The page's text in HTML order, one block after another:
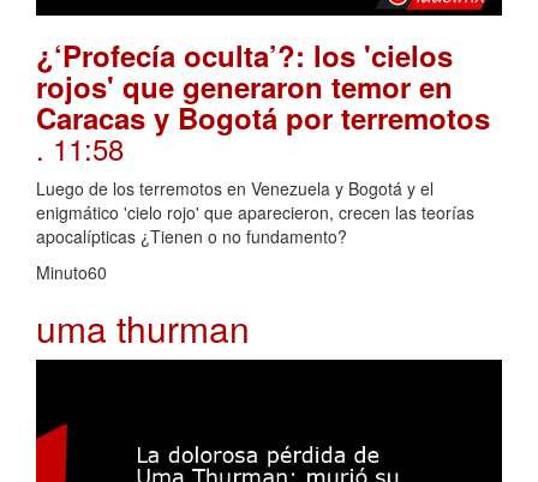
¿‘Profecía oculta’?: los 'cielos
rojos' que generaron temor en
Caracas y Bogotá por terremotos
. 11:58
Luego de los terremotos en Venezuela y Bogotá y el
enigmático 'cielo rojo' que aparecieron, crecen las teorías
apocalípticas ¿Tienen o no fundamento?
Minuto60
uma thurman